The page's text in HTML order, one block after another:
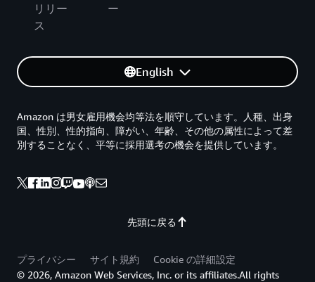
リリー
ス
ー
English
先頭に戻る
Amazon は男女雇用機会均等法を順守しています。人種、出身
国、性別、性的指向、障がい、年齢、その他の属性によって差
別することなく、平等に採用選考の機会を提供しています。
プライバシー サイト規約
Cookie の詳細設定
© 2026, Amazon Web Services, Inc. or its affiliates.All rights